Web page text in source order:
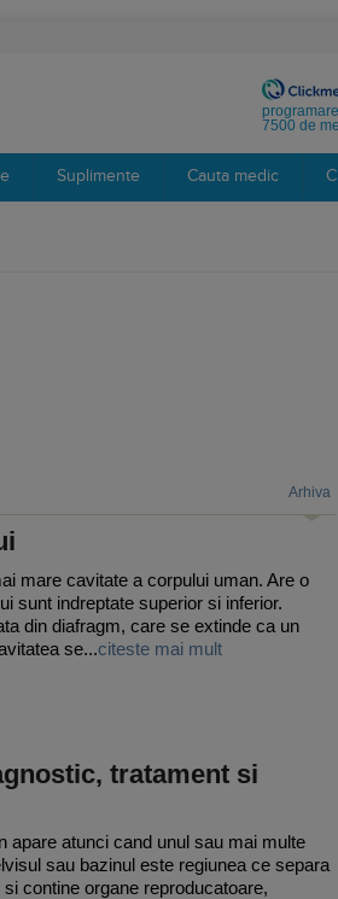
7500 de
Suplimente Cauta medic
Arhiva
mare cavitate a corpului uman. Are o
sunt indreptate superior si inferior.
din diafragm, care se extinde ca un
se...citeste mai mult
tratament si
apare atunci cand unul sau mai multe
sau bazinul este regiunea ce separa
contine organe reproducatoare,